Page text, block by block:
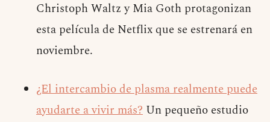
Christoph Waltz y Mia Goth protagonizan
esta película de Netflix que se estrenará en
noviembre.
¿El intercambio de plasma realmente puede
ayudarte a vivir más? Un pequeño estudio